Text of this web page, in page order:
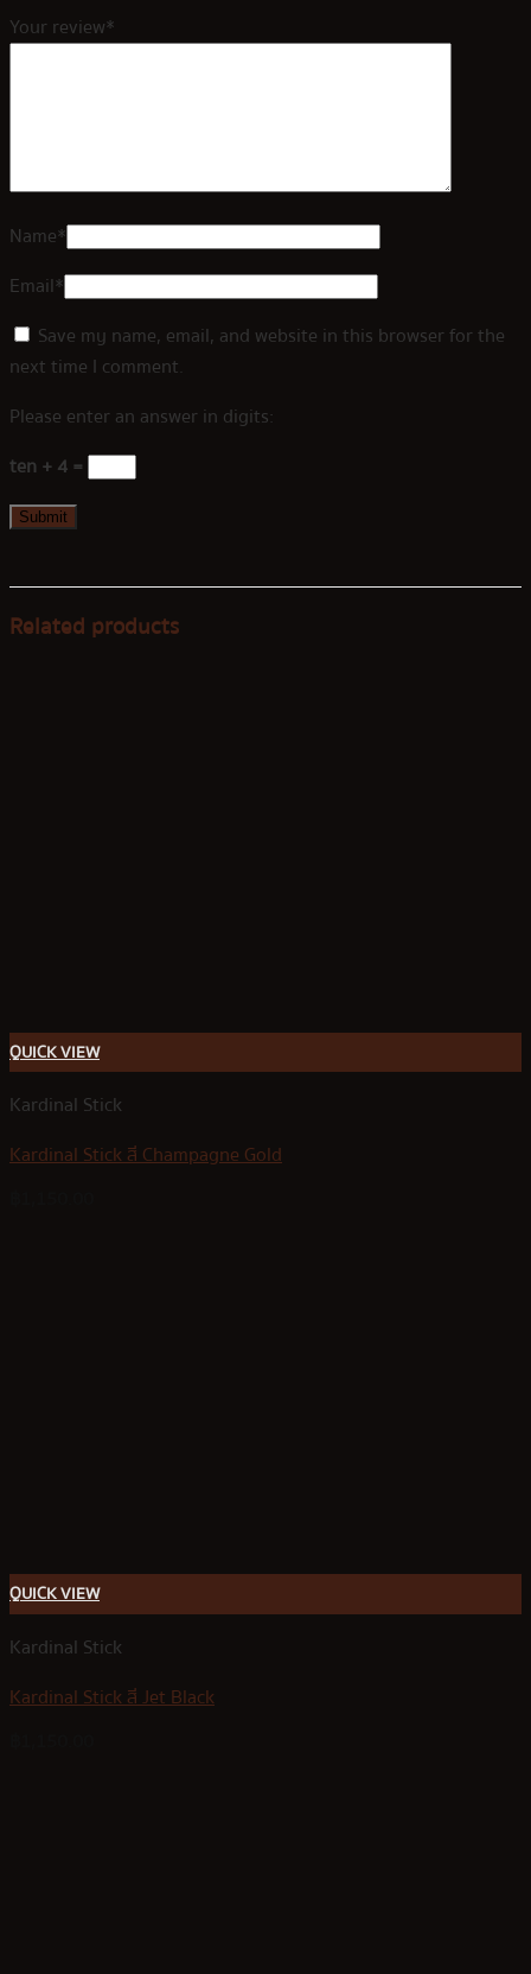
Your review*
Name*
Email*
Save my name, email, and website in this browser for the
next time I comment.
Please enter an answer in digits:
ten + 4 =
Related products
QUICK VIEW
Kardinal Stick
Kardinal Stick สี Champagne Gold
QUICK VIEW
Kardinal Stick
Kardinal Stick สี Jet Black